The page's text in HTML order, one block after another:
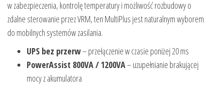
w zabezpieczenia, kontrolę temperatury i możliwość rozbudowy o
zdalne sterowanie przez VRM, ten MultiPlus jest naturalnym wyborem
do mobilnych systemów zasilania.
UPS bez przerw– przełączenie w czasie poniżej 20 ms
PowerAssist 800VA / 1200VA– uzupełnianie brakującej
mocy z akumulatora